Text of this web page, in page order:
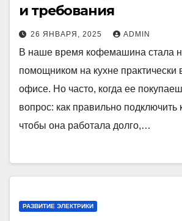
и требования
26 ЯНВАРЯ, 2025 ADMIN
В наше время кофемашина стала
помощником на кухне практически
офисе. Но часто, когда ее
вопрос: как правильно
чтобы она работала долго,…
РАЗВИТИЕ ЭЛЕКТРИКИ